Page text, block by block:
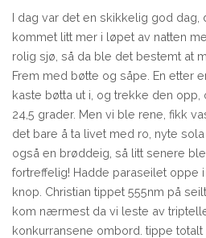
I dag var det en skikkelig god dag,
kommet litt mer i løpet av natten
rolig sjø, så da ble det bestemt at
Frem med bøtte og såpe. En etter
kaste bøtta ut i, og trekke den opp,
24,5 grader. Men vi ble rene, fikk
det bare å ta livet med ro, nyte
også en brøddeig, så litt senere
fortreffelig! Hadde paraseilet oppe
knop. Christian tippet 555nm på
kom nærmest da vi leste av
konkurransene ombord. tippe